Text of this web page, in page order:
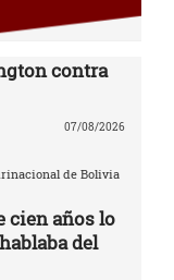
contra
07/08/2026
de Bolivia
cien años lo
del